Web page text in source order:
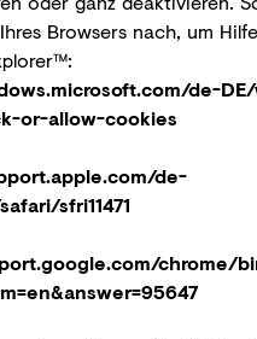
Browsers nach, um
de-
or-allow-cookies
de-
sfri11471
chrome/